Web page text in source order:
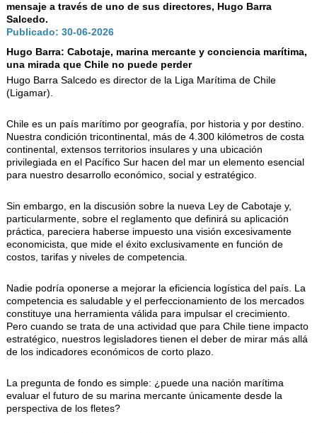
HISTORIA
AUTORIDADES
BENEFICIOS
NOTICIAS & ACTIVIDADES
LINKS
SOCIOS
SUSCRIBIRSE
VER NEWSLETTER
CONTACTO
CONTACTENOS
LIBRO DE VISITAS
mensaje a través de uno de sus directores, Hugo Barra
Salcedo.
Publicado: 30-06-2026
Hugo Barra: Cabotaje, marina mercante y conciencia marítima,
una mirada que Chile no puede perder
Hugo Barra Salcedo es director de la Liga Marítima de Chile
(Ligamar).
Chile es un país marítimo por geografía, por historia y por destino.
Nuestra condición tricontinental, más de 4.300 kilómetros de costa
continental, extensos territorios insulares y una ubicación
privilegiada en el Pacífico Sur hacen del mar un elemento esencial
para nuestro desarrollo económico, social y estratégico.
Sin embargo, en la discusión sobre la nueva Ley de Cabotaje y,
particularmente, sobre el reglamento que definirá su aplicación
práctica, pareciera haberse impuesto una visión excesivamente
economicista, que mide el éxito exclusivamente en función de
costos, tarifas y niveles de competencia.
Nadie podría oponerse a mejorar la eficiencia logística del país. La
competencia es saludable y el perfeccionamiento de los mercados
constituye una herramienta válida para impulsar el crecimiento.
Pero cuando se trata de una actividad que para Chile tiene impacto
estratégico, nuestros legisladores tienen el deber de mirar más allá
de los indicadores económicos de corto plazo.
La pregunta de fondo es simple: ¿puede una nación marítima
evaluar el futuro de su marina mercante únicamente desde la
perspectiva de los fletes?